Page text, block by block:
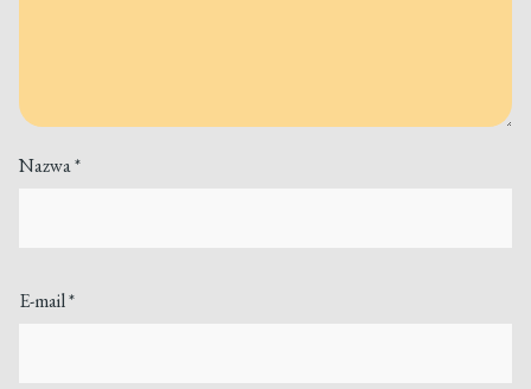
Nazwa*
E-mail*